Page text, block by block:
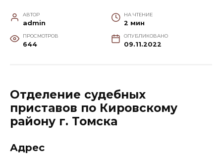
АВТОР
admin
НА ЧТЕНИЕ
2 мин
ПРОСМОТРОВ
644
ОПУБЛИКОВАНО
09.11.2022
Отделение судебных
приставов по Кировскому
району г. Томска
Адрес